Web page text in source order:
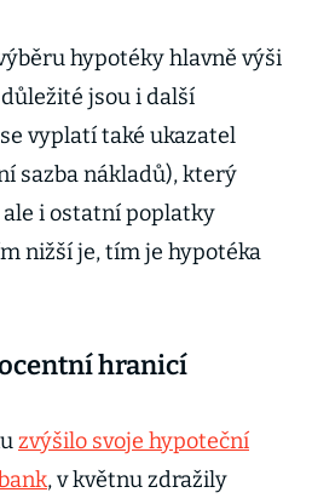
hypotéky hlavně výši
jsou i další
vyplatí také ukazatel
sazba nákladů), který
i ostatní poplatky
nižší je, tím je hypotéka
hranicí
zvýšilo svoje hypoteční
, v květnu zdražily